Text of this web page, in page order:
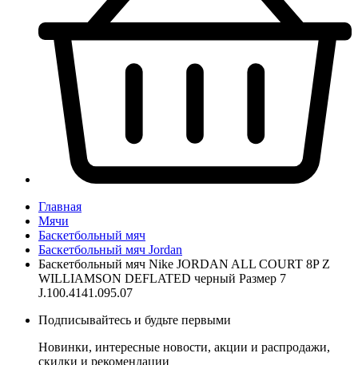
Главная
Мячи
Баскетбольный мяч
Баскетбольный мяч Jordan
Баскетбольный мяч Nike JORDAN ALL COURT 8P Z
WILLIAMSON DEFLATED черный Размер 7
J.100.4141.095.07
Подписывайтесь и будьте первыми
Новинки, интересные новости, акции и распродажи,
скидки и рекомендации